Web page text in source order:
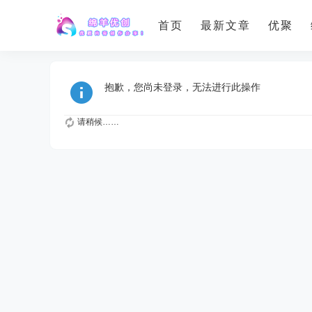
首页 最新文章 优聚
抱歉，您尚未登录，无法进行此操作
请稍候……